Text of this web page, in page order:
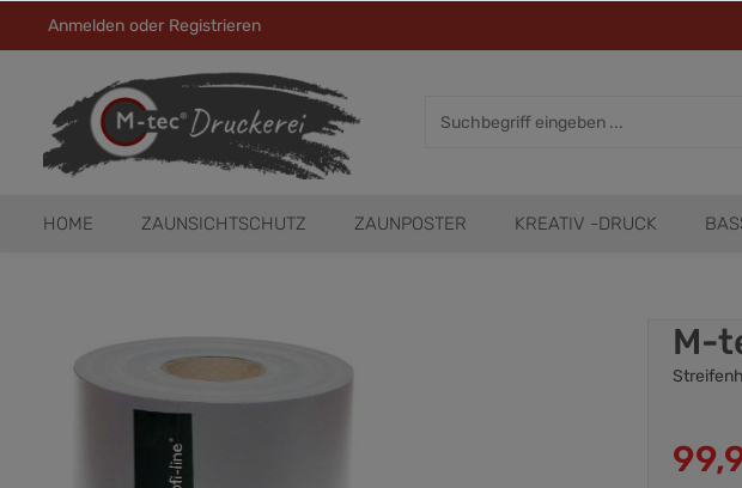
Anmelden oder Registrieren
HOME ZAUNSICHTSCHUTZ ZAUNPOSTER KREATIV -DRUCK
M-